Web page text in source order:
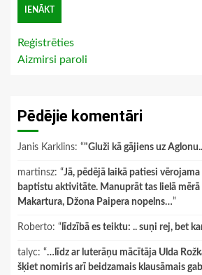
Reģistrēties
Aizmirsi paroli
Pēdējie komentāri
Janis Karklins: “"Gluži kā gājiens uz
martinsz: “Jā, pēdējā laikā patiesi
baptistu aktivitāte. Manuprāt tas lielā
Makartura, Džona Paipera nopelns…”
Roberto: “ līdzībā es teiktu: .. suņi rej, bet
talyc: “…līdz ar luterāņu mācītāja Ulda
šķiet nomiris arī beidzamais klausāmais